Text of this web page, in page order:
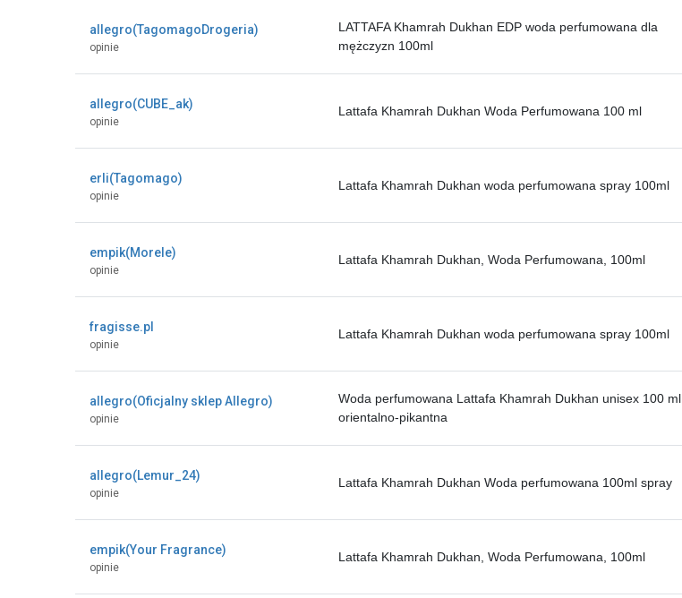
allegro(TagomagoDrogeria)
opinie
LATTAFA Khamrah Dukhan EDP woda perfumowana dla
mężczyzn 100ml
allegro(CUBE_ak)
opinie
Lattafa Khamrah Dukhan Woda Perfumowana 100 ml
erli(Tagomago)
opinie
Lattafa Khamrah Dukhan woda perfumowana spray 100ml
empik(Morele)
opinie
Lattafa Khamrah Dukhan, Woda Perfumowana, 100ml
fragisse.pl
opinie
Lattafa Khamrah Dukhan woda perfumowana spray 100ml
allegro(Oficjalny sklep Allegro)
opinie
Woda perfumowana Lattafa Khamrah Dukhan unisex 100 ml
orientalno-pikantna
allegro(Lemur_24)
opinie
Lattafa Khamrah Dukhan Woda perfumowana 100ml spray
empik(Your Fragrance)
opinie
Lattafa Khamrah Dukhan, Woda Perfumowana, 100ml